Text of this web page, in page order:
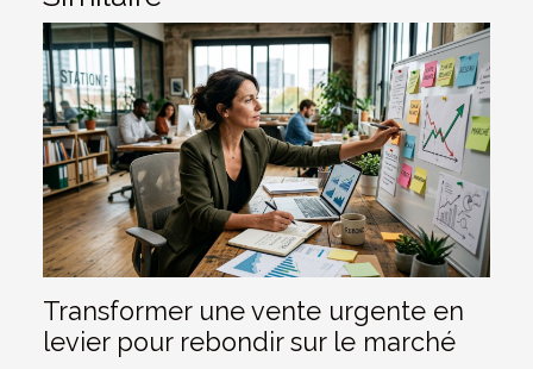
Transformer une vente urgente en
levier pour rebondir sur le marché